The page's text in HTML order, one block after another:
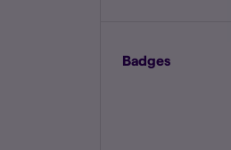
Badges